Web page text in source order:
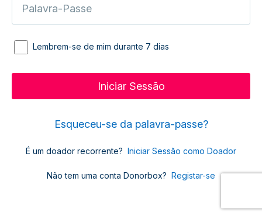
Lembrem-se de mim durante 7 dias
Esqueceu-se da palavra-passe?
É um doador recorrente? Iniciar Sessão como Doador
Não tem uma conta Donorbox? Registar-se